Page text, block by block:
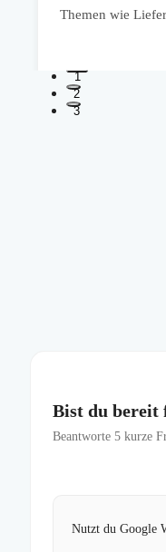
Themen wie
1
2
3
Bist du bereit
Beantworte 5 kurze
Nutzt du Google